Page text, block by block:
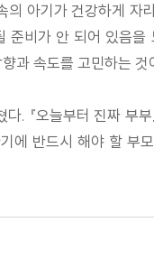
아기가 건강하게
비가 안 되어 있음
속도를 고민하는
. 『오늘부터 진짜 부
에 반드시 해야 할